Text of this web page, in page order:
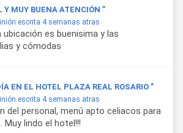
Y MUY BUENA ATENCIÓN ”
escrita 4 semanas atras
ubicación es buenisima y las
y cómodas
EN EL HOTEL PLAZA REAL ROSARIO ”
escrita 4 semanas atras
del personal, menú apto celiacos para
Muy lindo el hotel!!!